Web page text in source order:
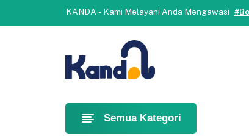
Selamat datang di Kanda.
KANDA - Kami Melayani Anda Mengawasi
Semua Kategori